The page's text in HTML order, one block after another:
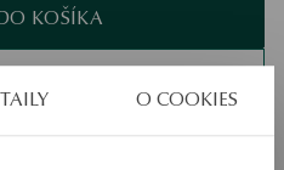
O COOKIES
KOŠÍKA